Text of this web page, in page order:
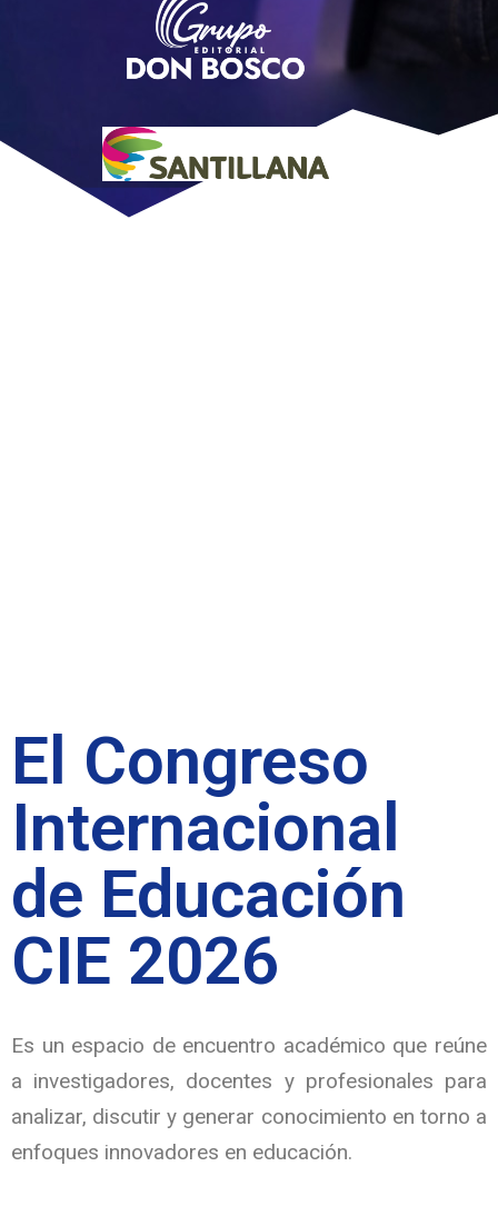
El Congreso
Internacional
de Educación
CIE 2026
Es un espacio de encuentro académico que reúne
a investigadores, docentes y profesionales para
analizar, discutir y generar conocimiento en torno a
enfoques innovadores en educación.